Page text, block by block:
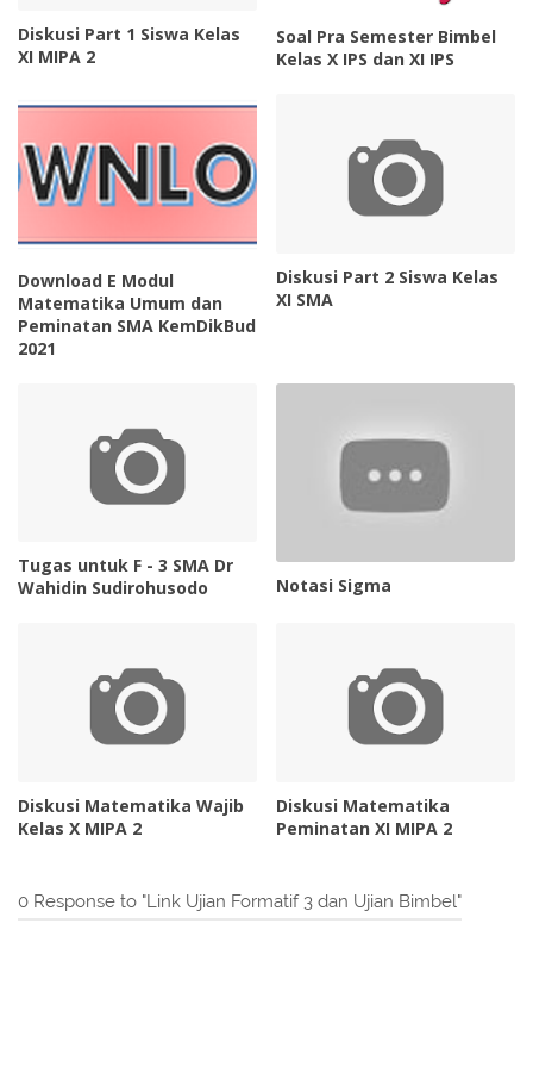
Diskusi Part 1 Siswa Kelas
XI MIPA 2
Soal Pra Semester Bimbel
Kelas X IPS dan XI IPS
Download E Modul
Matematika Umum dan
Peminatan SMA KemDikBud
2021
Diskusi Part 2 Siswa Kelas
XI SMA
Tugas untuk F - 3 SMA Dr
Wahidin Sudirohusodo
Notasi Sigma
Diskusi Matematika Wajib
Kelas X MIPA 2
Diskusi Matematika
Peminatan XI MIPA 2
0 Response to "Link Ujian Formatif 3 dan Ujian Bimbel"